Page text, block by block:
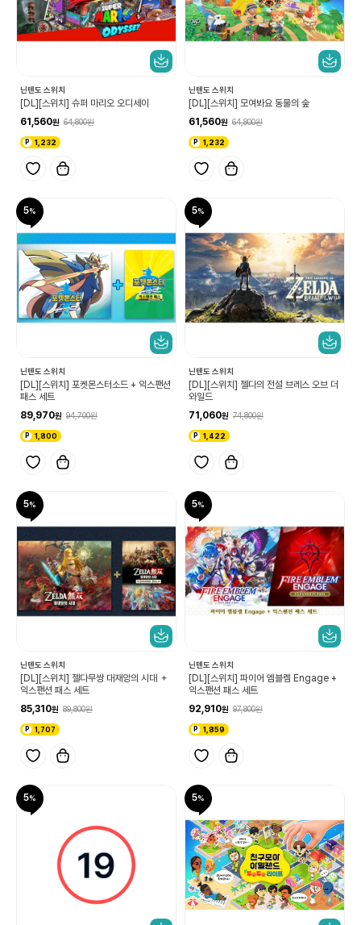
닌텐도 스위치
[DL][스위치] 슈퍼 마리오 오디세이
61,560
64,800
1,232
닌텐도 스위치
[DL][스위치] 모여봐요 동물의 숲
61,560
64,800
1,232
5
닌텐도 스위치
[DL][스위치] 포켓몬스터소드 + 익스팬션
패스 세트
89,970
94,700
1,800
5
닌텐도 스위치
[DL][스위치] 젤다의 전설 브레스 오브 더
와일드
71,060
74,800
1,422
5
닌텐도 스위치
[DL][스위치] 젤다무쌍 대재앙의 시대 ＋
익스팬션 패스 세트
85,310
89,800
1,707
5
닌텐도 스위치
[DL][스위치] 파이어 엠블렘 Engage +
익스팬션 패스 세트
92,910
97,800
1,859
5 5